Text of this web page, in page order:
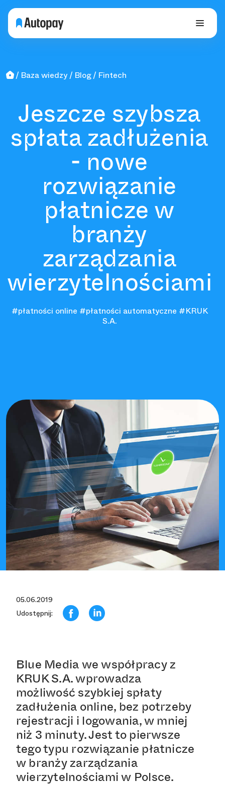
Baza wiedzy Blog Fintech
Jeszcze szybsza
spłata zadłużenia
- nowe
rozwiązanie
płatnicze w
branży
zarządzania
wierzytelnościami
#płatności online #płatności automatyczne #KRUK
S.A.
05.06.2019
Udostępnij:
Blue Media we współpracy z
KRUK S.A. wprowadza
możliwość szybkiej spłaty
zadłużenia online, bez potrzeby
rejestracji i logowania, w mniej
niż 3 minuty. Jest to pierwsze
tego typu rozwiązanie płatnicze
w branży zarządzania
wierzytelnościami w Polsce.